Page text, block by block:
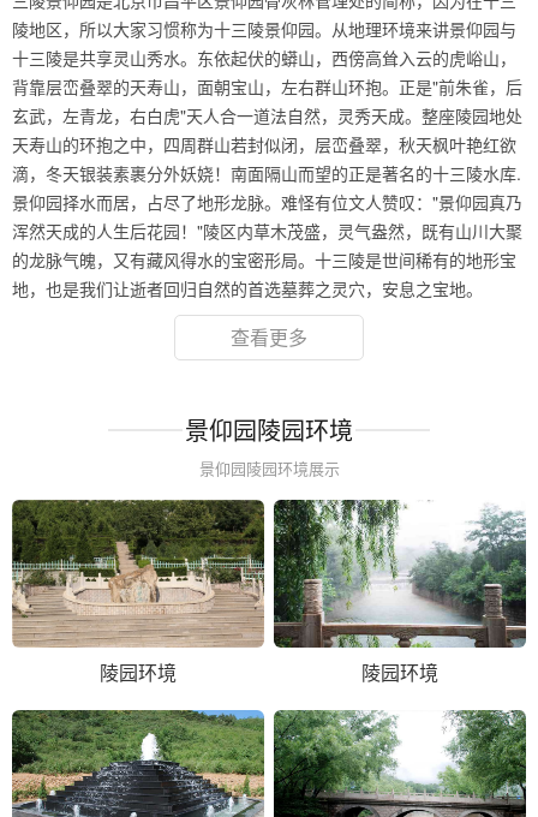
陵地区，所以大家习惯称为十三陵景仰园。从地理环境来讲景仰园与
十三陵是共享灵山秀水。东依起伏的蟒山，西傍高耸入云的虎峪山，
背靠层峦叠翠的天寿山，面朝宝山，左右群山环抱。正是"前朱雀，后
玄武，左青龙，右白虎"天人合一道法自然，灵秀天成。整座陵园地处
天寿山的环抱之中，四周群山若封似闭，层峦叠翠，秋天枫叶艳红欲
滴，冬天银装素裹分外妖娆！南面隔山而望的正是著名的十三陵水库.
景仰园择水而居，占尽了地形龙脉。难怪有位文人赞叹："景仰园真乃
浑然天成的人生后花园！"陵区内草木茂盛，灵气盎然，既有山川大聚
的龙脉气魄，又有藏风得水的宝密形局。十三陵是世间稀有的地形宝
地，也是我们让逝者回归自然的首选墓葬之灵穴，安息之宝地。
查看更多
景仰园陵园环境
景仰园陵园环境展示
陵园环境 陵园环境